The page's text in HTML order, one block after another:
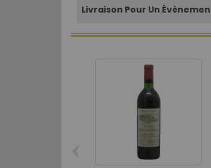
Livraison Pour Un